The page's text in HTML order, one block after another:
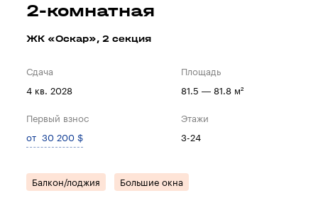
2-комнатная
ЖК «Оскар», 2 секция
Сдача
4 кв. 2028
Площадь
81.5 — 81.8 м²
Первый взнос
от 30 200 $
Этажи
3-24
Балкон/лоджия Большие окна